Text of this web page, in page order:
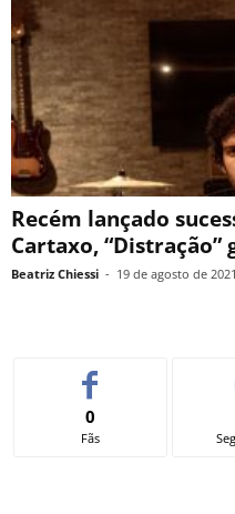
Recém lançado
Cartaxo, “Distração”
Beatriz Chiessi - 19 de agosto de 2021
0
Fãs